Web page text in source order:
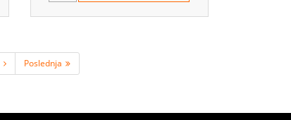
Poslednja